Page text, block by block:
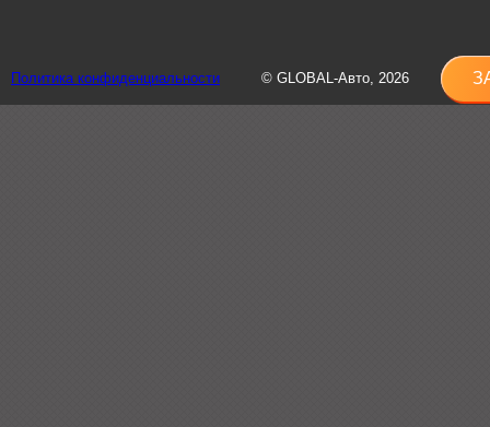
Политика конфиденциальности © GLOBAL-Авто, 2026